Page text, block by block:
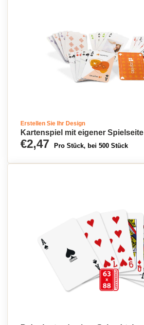
Erstellen Sie Ihr Design
Kartenspiel mit eigener Spielseite
€2,47 Pro Stück, bei 500 Stück